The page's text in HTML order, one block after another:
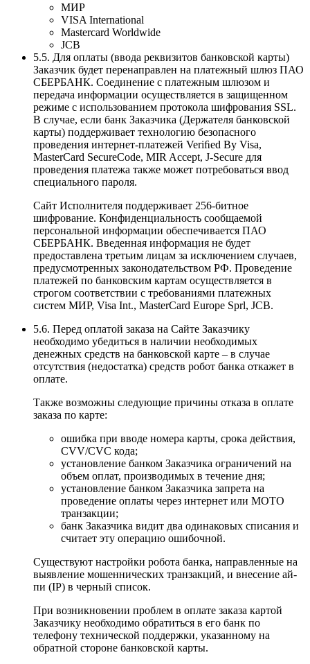
МИР
VISA International
Mastercard Worldwide
JCB
5.5. Для оплаты (ввода реквизитов банковской карты)
Заказчик будет перенаправлен на платежный шлюз ПАО
СБЕРБАНК. Соединение с платежным шлюзом и
передача информации осуществляется в защищенном
режиме с использованием протокола шифрования SSL.
В случае, если банк Заказчика (Держателя банковской
карты) поддерживает технологию безопасного
проведения интернет-платежей Veriﬁed By Visa,
MasterCard SecureCode, MIR Accept, J-Secure для
проведения платежа также может потребоваться ввод
специального пароля.
Сайт Исполнителя поддерживает 256-битное
шифрование. Конфиденциальность сообщаемой
персональной информации обеспечивается ПАО
СБЕРБАНК. Введенная информация не будет
предоставлена третьим лицам за исключением случаев,
предусмотренных законодательством РФ. Проведение
платежей по банковским картам осуществляется в
строгом соответствии с требованиями платежных
систем МИР, Visa Int., MasterCard Europe Sprl, JCB.
5.6. Перед оплатой заказа на Сайте Заказчику
необходимо убедиться в наличии необходимых
денежных средств на банковской карте – в случае
отсутствия (недостатка) средств робот банка откажет в
оплате.
Также возможны следующие причины отказа в оплате
заказа по карте:
ошибка при вводе номера карты, срока действия,
CVV/CVC кода;
установление банком Заказчика ограничений на
объем оплат, производимых в течение дня;
установление банком Заказчика запрета на
проведение оплаты через интернет или MOTO
транзакции;
банк Заказчика видит два одинаковых списания и
считает эту операцию ошибочной.
Существуют настройки робота банка, направленные на
выявление мошеннических транзакций, и внесение ай-
пи (IP) в черный список.
При возникновении проблем в оплате заказа картой
Заказчику необходимо обратиться в его банк по
телефону технической поддержки, указанному на
обратной стороне банковской карты.